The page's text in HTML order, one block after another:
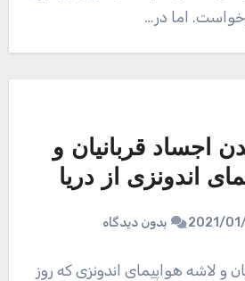
اما در…
اجساد قربانیان و
اندونزی از دریا
2021/01/ بدون دیدگاه
و لاشه هواپیمای اندونزی که روز